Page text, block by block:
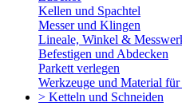
Kellen und Spachtel
Messer und Klingen
Lineale, Winkel &
Befestigen und Abdecken
Parkett verlegen
Werkzeuge und Material
> Ketteln und Schneiden